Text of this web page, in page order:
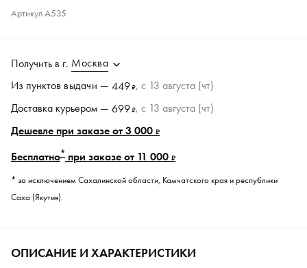
АртикулA535
Получить в г. Москва
Из пунктов выдачи — 449₽, c 13 августа (чт)
Доставка курьером — 699₽, c 13 августа (чт)
Дешевле при заказе от 3 000 ₽
Бесплатно* при заказе от 11 000 ₽
* за исключением Сахалинской области, Камчатского края и республики
Саха (Якутия).
ОПИСАНИЕ И ХАРАКТЕРИСТИКИ